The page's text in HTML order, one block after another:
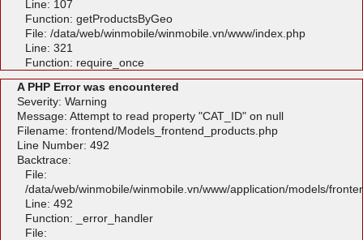
Line: 107
Function: getProductsByGeo
File: /data/web/winmobile/winmobile.vn/www/index.php
Line: 321
Function: require_once
A PHP Error was encountered
Severity: Warning
Message: Attempt to read property "CAT_ID" on null
Filename: frontend/Models_frontend_products.php
Line Number: 492
Backtrace:
File:
/data/web/winmobile/winmobile.vn/www/application/models/
Line: 492
Function: _error_handler
File: